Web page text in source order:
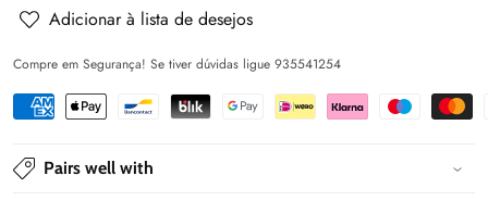
Abeto
Mayoral
Abeto
Mayoral
Adicionar à lista de desejos
Compre em Segurança! Se tiver dúvidas ligue 935541254
Pairs well with